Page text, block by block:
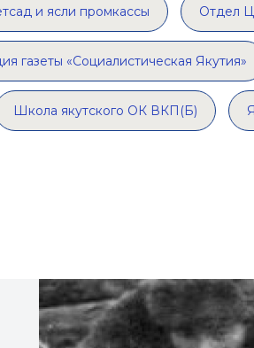
и ясли промкассы Отдел
газеты «Социалистическая Якутия»
Школа якутского ОК ВКП(Б)